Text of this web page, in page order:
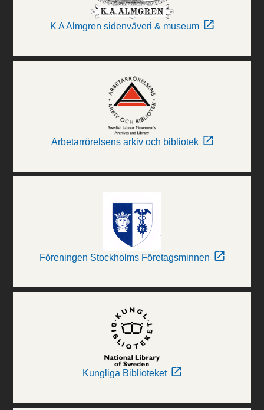
K A Almgren sidenväveri & museum
Arbetarrörelsens arkiv och bibliotek
Föreningen Stockholms Företagsminnen
Kungliga Biblioteket